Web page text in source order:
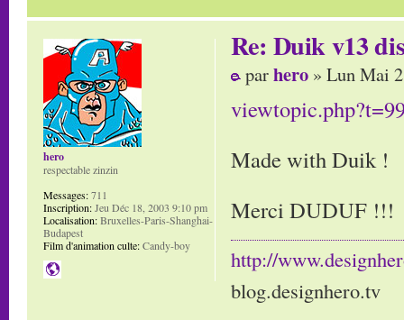
Re: Duik v13
parhero » Lun Mai
Made with Duik !
Merci DUDUF !!!
http://
blog.designhero.tv
hero
respectable zinzin
Messages:711
Inscription:Jeu Déc 18, 2003 9:10 pm
Localisation:Bruxelles-Paris-Shanghai-
Budapest
Film d'animation culte:Candy-boy